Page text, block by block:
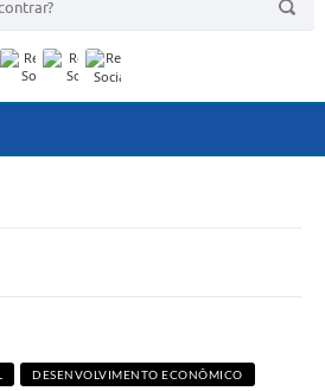
DESENVOLVIMENTO ECONÔMICO